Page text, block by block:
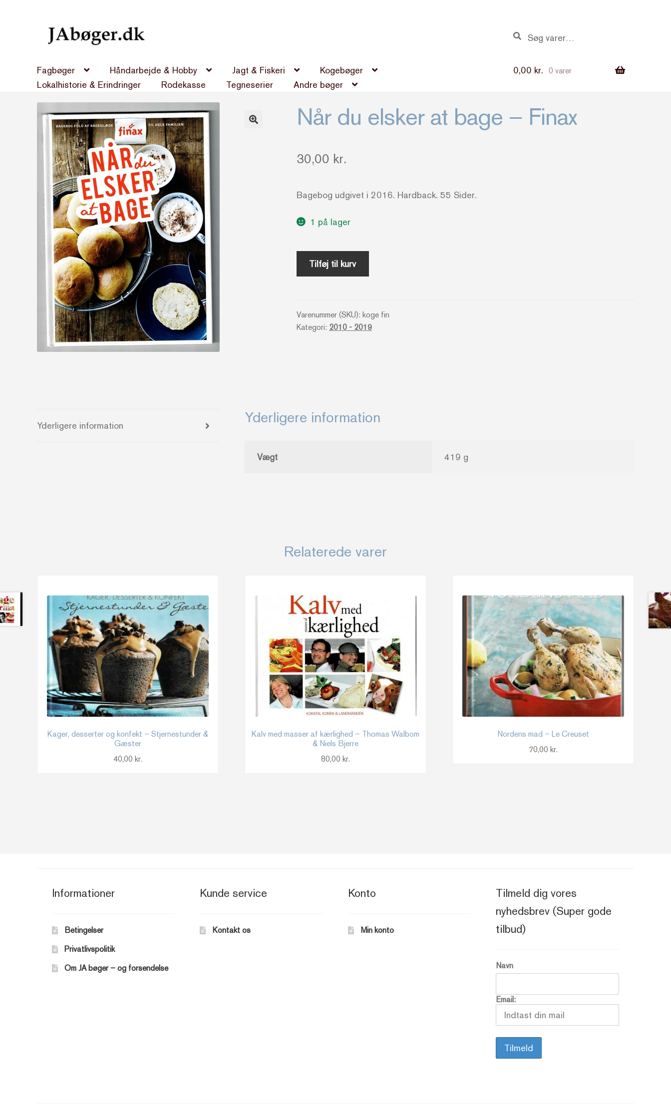
Spring
Spring
efter:
Søg
Fagbøger Håndarbejde & Hobby Jagt & Fiskeri
Kogebøger
Lokalhistorie & Erindringer
Rodekasse Tegneserier Andre bøger
0,00 kr. 0 varer
Når du elsker at bage – Finax
30,00 kr.
Bagebog udgivet i 2016. Hardback. 55 Sider.
1 på lager
Når
bage
-
Tilføj til kurv
Varenummer (SKU): koge fin
Kategori: 2010 - 2019
Yderligere information Yderligere information
Vægt 419 g
Relaterede varer
Kager, desserter og konfekt – Stjernestunder &
Gæster
40,00 kr.
Kalv med masser af kærlighed – Thomas Walbom
& Niels Bjerre
80,00 kr.
Nordens mad – Le Creuset
70,00kr.
Informationer
Betingelser
Privatlivspolitik
Om JA bøger – og forsendelse
Kunde service
Kontakt os
Konto
Min konto
Tilmeld dig vores
nyhedsbrev (Super gode
tilbud)
Navn
Email: